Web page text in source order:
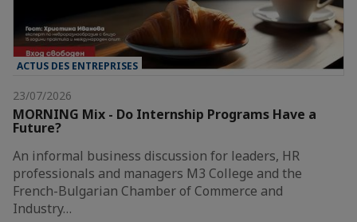
ACTUS DES ENTREPRISES
23/07/2026
MORNING Mix - Do Internship Programs Have a
Future?
An informal business discussion for leaders, HR
professionals and managers M3 College and the
French-Bulgarian Chamber of Commerce and
Industry…